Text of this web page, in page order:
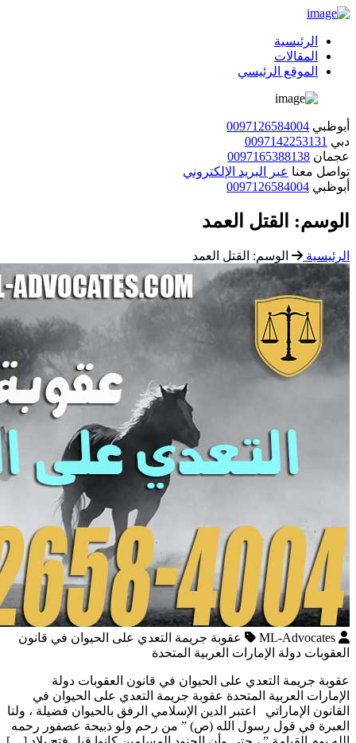
الرئيسية
المقالات
الموقع الرئيسي
أبوظبي 0097126584004
دبي 0097142253131
عجمان 0097165388138
تواصل معنا عبر البريد الإلكتروني
أبوظبي 0097126584004
الوسم: القتل العمد
الرئيسية الوسم: القتل العمد
ML-Advocates
عقوبة جريمة التعدي على الحيوان في قانون
العقوبات دولة الإمارات العربية المتحدة
عقوبة جريمة التعدي على الحيوان في قانون العقوبات دولة
الإمارات العربية المتحدة عقوبة جريمة التعدي على الحيوان في
القانون الإماراتي اعتبر الدين الإسلامي الرفق بالحيوان فضيلة ، ولنا
العبرة في قول رسول الله (ص) ” من رحم ولو ذبيحة عصفور رحمه